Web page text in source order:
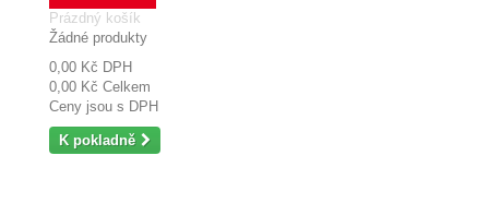
Prázdný košík
Žádné produkty
0,00 Kč DPH
0,00 Kč Celkem
Ceny jsou s DPH
K pokladně